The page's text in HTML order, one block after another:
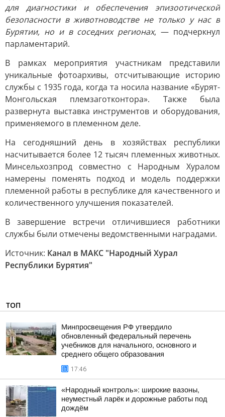
для диагностики и обеспечения эпизоотической
безопасности в животноводстве не только у нас в
Бурятии, но и в соседних регионах, — подчеркнул
парламентарий.
В рамках мероприятия участникам представили
уникальные фотоархивы, отсчитывающие историю
службы с 1935 года, когда та носила название «Бурят-
Монгольская племзаготконтора». Также была
развернута выставка инструментов и оборудования,
применяемого в племенном деле.
На сегодняшний день в хозяйствах республики
насчитывается более 12 тысяч племенных животных.
Минсельхозпрод совместно с Народным Хуралом
намерены поменять подход и модель поддержки
племенной работы в республике для качественного и
количественного улучшения показателей.
В завершение встречи отличившиеся работники
службы были отмечены ведомственными наградами.
Источник: Канал в МАКС "Народный Хурал
Республики Бурятия"
ТОП
Минпросвещения РФ утвердило
обновленный федеральный перечень
учебников для начального, основного и
среднего общего образования
17:46
«Народный контроль»: широкие вазоны,
неуместный ларёк и дорожные работы под
дождём